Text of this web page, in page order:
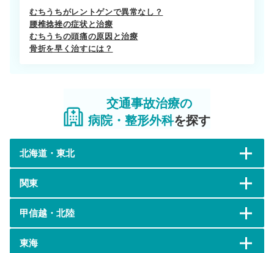
むちうちがレントゲンで異常なし？
腰椎捻挫の症状と治療
むちうちの頭痛の原因と治療
骨折を早く治すには？
交通事故治療の
病院・整形外科を探す
北海道・東北
関東
甲信越・北陸
東海